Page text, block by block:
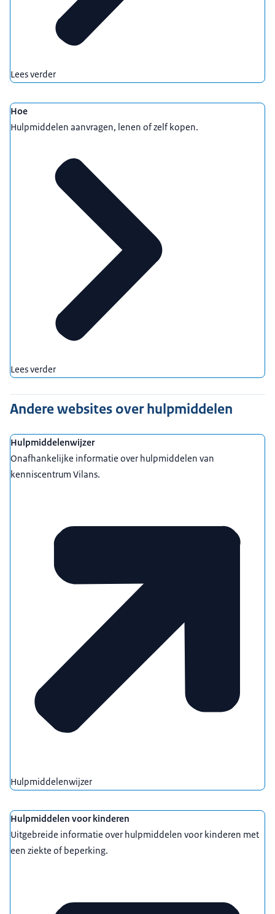
Lees verder
Hoe
Hulpmiddelen aanvragen, lenen of zelf kopen.
Lees verder
Andere websites over hulpmiddelen
Hulpmiddelenwijzer
Onafhankelijke informatie over hulpmiddelen van
kenniscentrum Vilans.
Hulpmiddelenwijzer
Hulpmiddelen voor kinderen
Uitgebreide informatie over hulpmiddelen voor kinderen met
een ziekte of beperking.